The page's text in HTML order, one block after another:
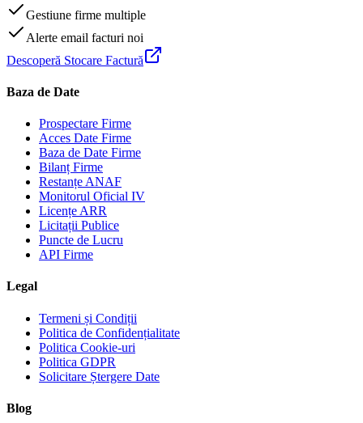
Gestiune firme multiple
Alerte email facturi noi
Descoperă Stocare Factură
Baza de Date
Prospectare Firme
Acces Date Firme
Baza de Date Firme
Bilanț Firme
Restanțe ANAF
Monitorul Oficial IV
Licențe ARR
Licitații Publice
Puncte de Lucru
API Firme
Legal
Termeni și Condiții
Politica de Confidențialitate
Politica Cookie-uri
Politica GDPR
Solicitare Ștergere Date
Blog